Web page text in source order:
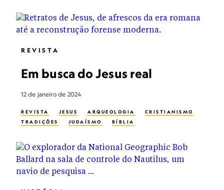
REVISTA
Em busca do Jesus real
12 de janeiro de 2024
REVISTA JESUS ARQUEOLOGIA
CRISTIANISMO
TRADIÇÕES
JUDAÍSMO BÍBLIA